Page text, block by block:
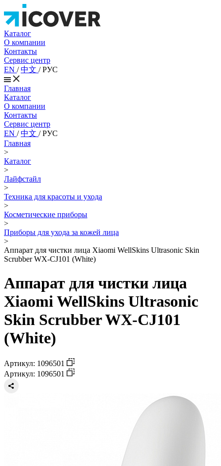
Каталог
О компании
Контакты
Сервис центр
EN /中文 /РУС
Главная
Каталог
О компании
Контакты
Сервис центр
EN /中文 /РУС
Главная
>
Каталог
>
Лайфстайл
>
Техника для красоты и ухода
>
Косметические приборы
>
Приборы для ухода за кожей лица
>
Аппарат для чистки лица Xiaomi WellSkins Ultrasonic Skin
Scrubber WX-CJ101 (White)
Аппарат для чистки лица
Xiaomi WellSkins Ultrasonic
Skin Scrubber WX-CJ101
(White)
Артикул: 1096501
Артикул: 1096501